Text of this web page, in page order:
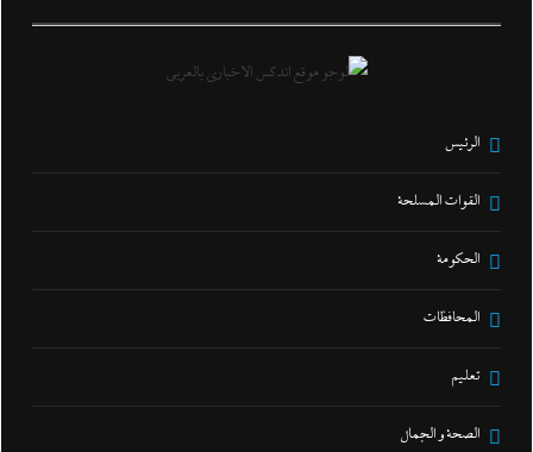
الرئيس
القوات المسلحة
الحكومة
المحافظات
تعليم
الصحة و الجمال